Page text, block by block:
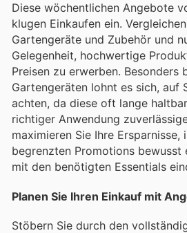
Diese wöchentlichen Angebote
klugen Einkaufen ein.
Gartengeräte und Zubehör und
Gelegenheit, hochwertige
Preisen zu erwerben. Besonders
Gartengeräten lohnt es sich, auf
achten, da diese oft lange
richtiger Anwendung
maximieren Sie Ihre
begrenzten Promotions bewusst
mit den benötigten Essentials
Planen Sie Ihren Einkauf mit
Stöbern Sie durch den